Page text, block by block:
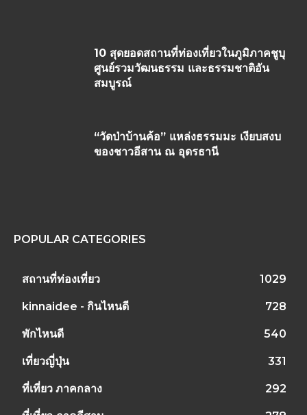
10 สุดยอดสถานที่ท่องเที่ยวในภูมิภาคชูบุ
ศูนย์รวมวัฒนธรรม และธรรมชาติอัน
สมบูรณ์
“วัดป่าบ้านค้อ” แหล่งธรรมมะ เงียบสงบ
ของชาวอีสาน ณ อุดรธานี
POPULAR CATEGORIES
สถานที่ท่องเที่ยว 1029
kinnaidee - กินไหนดี 728
พักไหนดี 540
เที่ยวญี่ปุ่น 331
ที่เที่ยว ภาคกลาง 292